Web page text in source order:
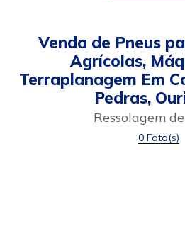
Venda de Pneus
Agrícolas,
Terraplanagem Em
Pedras,
Ressolagem
0 Foto(s)